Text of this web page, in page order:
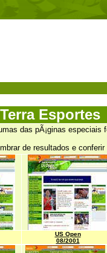
Esportes
das pÃ¡ginas especiais
de resultados e
US Open
08/2001